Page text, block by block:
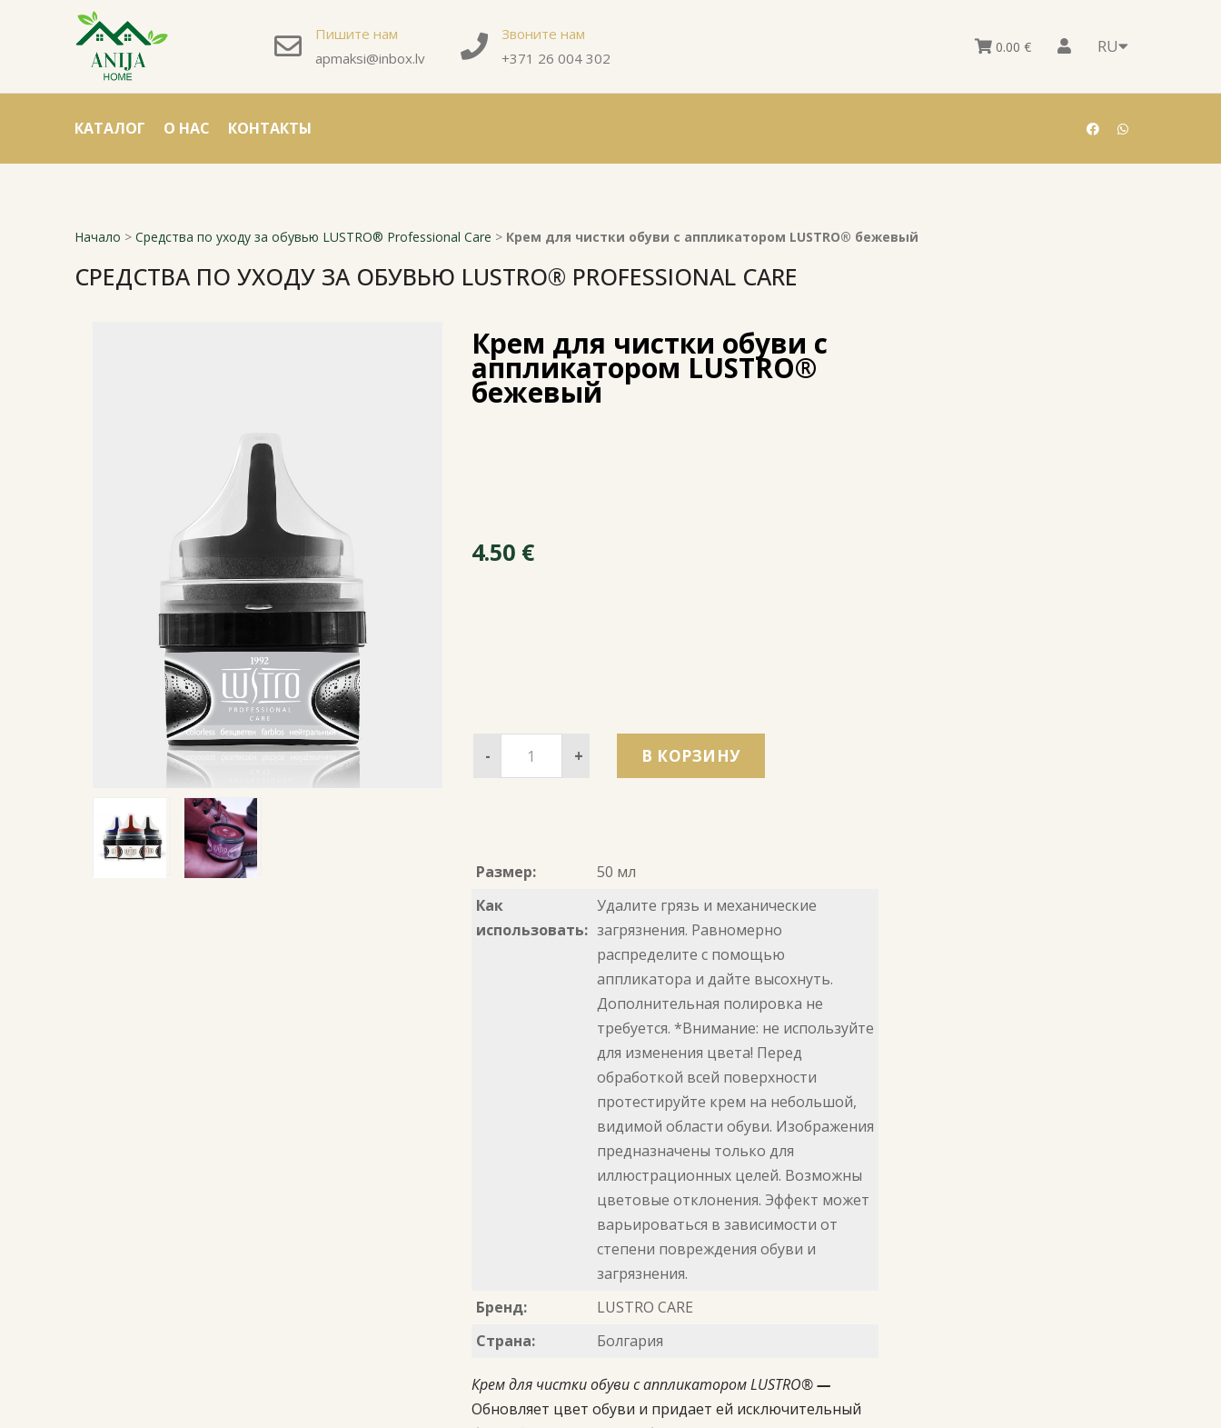
Пишите нам
apmaksi@inbox.lv
Звоните нам
+371 26 004 302
0.00 € RU
КАТАЛОГ О НАС КОНТАКТЫ
Начало > Средства по уходу за обувью LUSTRO® Professional Care > Крем для чистки обуви с аппликатором LUSTRO® бежевый
СРЕДСТВА ПО УХОДУ ЗА ОБУВЬЮ LUSTRO® PROFESSIONAL CARE
Крем для чистки обуви с
аппликатором LUSTRO®
бежевый
4.50 €
- + В КОРЗИНУ
Размер:
50 мл
Как
использовать:
Удалите грязь и механические
загрязнения. Равномерно
распределите с помощью
аппликатора и дайте высохнуть.
Дополнительная полировка не
требуется. *Внимание: не используйте
для изменения цвета! Перед
обработкой всей поверхности
протестируйте крем на небольшой,
видимой области обуви. Изображения
предназначены только для
иллюстрационных целей. Возможны
цветовые отклонения. Эффект может
варьироваться в зависимости от
степени повреждения обуви и
загрязнения.
Бренд:
LUSTRO CARE
Страна:
Болгария
Крем для чистки обуви с аппликаторомLUSTRO®—
Обновляет цвет обуви и придает ей исключительный